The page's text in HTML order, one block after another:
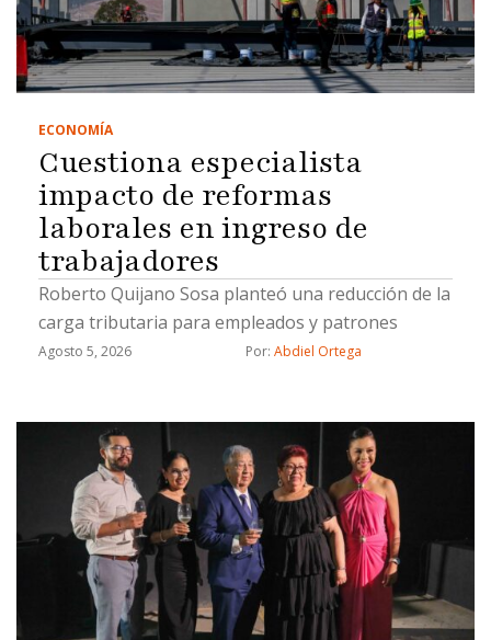
ECONOMÍA
Cuestiona especialista
impacto de reformas
laborales en ingreso de
trabajadores
Roberto Quijano Sosa planteó una reducción de la
carga tributaria para empleados y patrones
Agosto 5, 2026 Por: Abdiel Ortega